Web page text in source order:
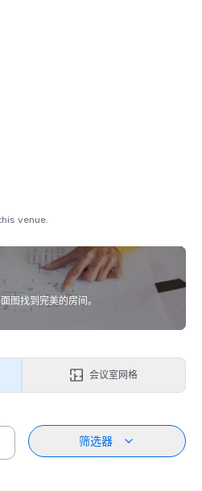
venue.
图找到完美的房间。
会议室网格
筛选器